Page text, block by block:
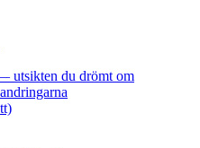
utsikten du drömt om